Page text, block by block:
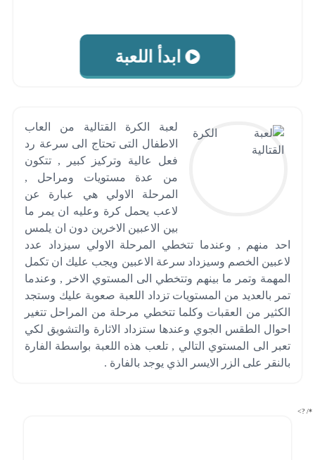
ابدأ اللعبة
لعبة الكرة القتالية من العاب
الاطفال التى تحتاج الى سرعة رد
فعل عالية وتركيز كبير , تتكون
من عدة مستويات ومراحل ,
المرحلة الاولي هي عبارة عن
لاعب يحمل كرة وعليه ان يمر ما
بين الاعبين الاخرين دون ان يلمس
احد منهم , وعندما تتخطي المرحلة الاولي سيزداد عدد
لاعبين الخصم وسيزداد سرعة الاعبين ويجب عليك ان تكمل
المهمة وتمر ما بينهم وتتخطي الى المستوي الاخر , وعندما
تمر بالعديد من المستويات تزداد اللعبة صعوبة عليك وستجد
الكثير من العقبات وكلما تتخطي مرحلة من المراحل تتغير
احوال الطقس الجوي وعندها ستزداد الاثارة والتشويق لكي
تعبر الى المستوي التالي , تلعب هذه اللعبة بواسطة الفارة
بالنقر على الزر الايسر الذي يوجد بالفارة .
*/ ?>